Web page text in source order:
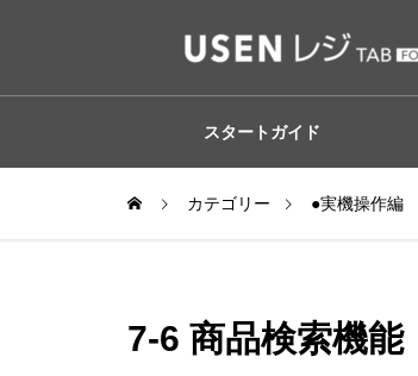
スタートガイド
カテゴリー ●実機操作編
7-6 商品検索機能